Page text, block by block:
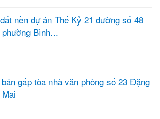
nền dự án Thế Kỷ 21 đường số 48
phường Bình...
gấp tòa nhà văn phòng số 23 Đặng